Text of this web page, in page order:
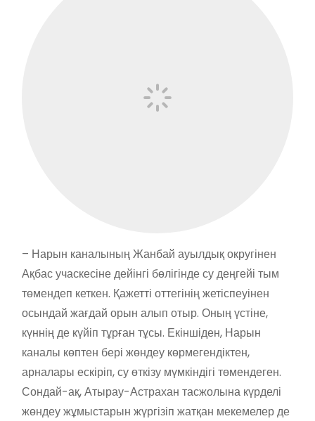
– Нарын каналының Жанбай ауылдық округінен
Ақбас учаскесіне дейінгі бөлігінде су деңгейі тым
төмендеп кеткен. Қажетті оттегінің жетіспеуінен
осындай жағдай орын алып отыр. Оның үстіне,
күннің де күйіп тұрған тұсы. Екіншіден, Нарын
каналы көптен бері жөндеу көрмегендіктен,
арналары ескіріп, су өткізу мүмкіндігі төмендеген.
Сондай-ақ, Атырау-Астрахан тасжолына күрделі
жөндеу жұмыстарын жүргізіп жатқан мекемелер де